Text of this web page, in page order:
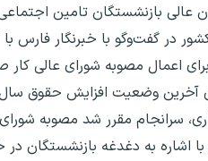
عالی بازنشستگان تامین
در گفت‌وگو با خبرنگار فارس
برای اعمال مصوبه شورای عالی
سرانجام مقرر شد مصوبه
با اشاره به دغدغه